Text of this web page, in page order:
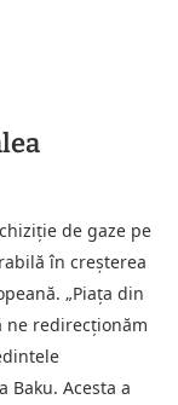
de gaze pe
în creșterea
„Piața din
ne redirecționăm
Acesta a